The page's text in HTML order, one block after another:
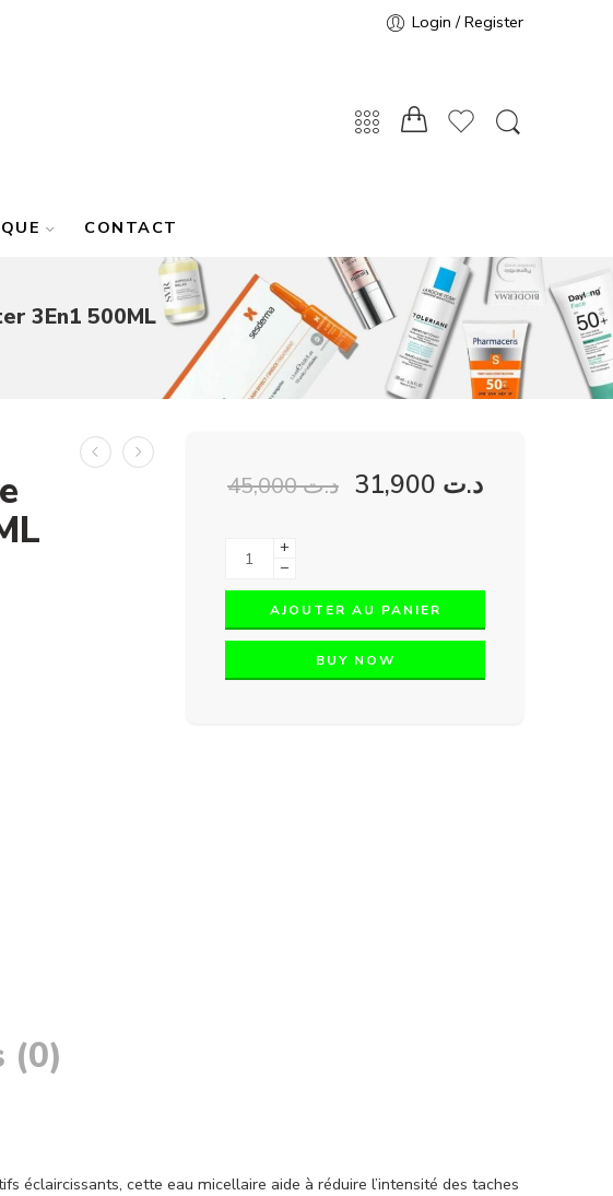
Login / Register
CONTACT
3En1 500ML
د.ت45,000 د.ت
+
−
AJOUTER AU PANIER
BUY NOW
(0)
éclaircissants, cette eau micellaire aide à réduire l’intensité des taches